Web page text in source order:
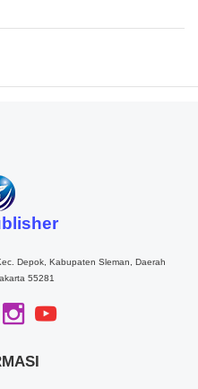
Depok, Kabupaten Sleman, Daerah
55281